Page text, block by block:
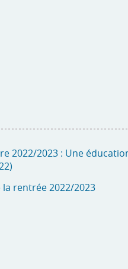
2022/2023 : Une
la rentrée 2022/2023